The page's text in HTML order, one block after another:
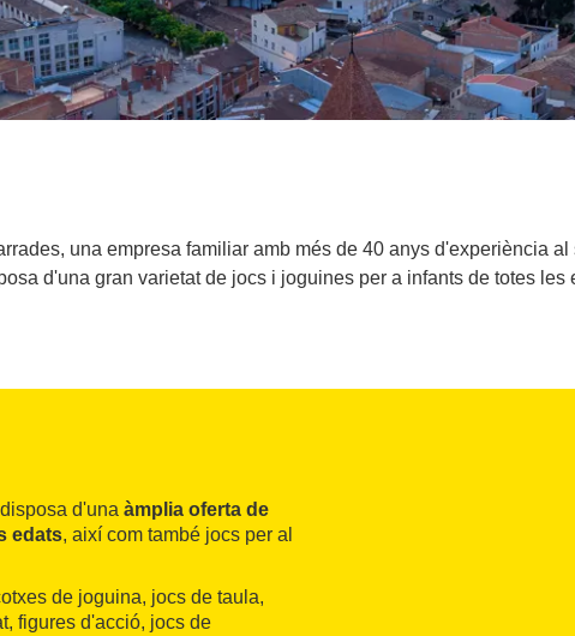
una empresa familiar amb més de 40 anys d'experiència
d'una gran varietat de jocs i joguines per a infants de totes les
d'una àmplia oferta de
edats, així com també jocs per al
de joguina, jocs de taula,
figures d'acció, jocs de